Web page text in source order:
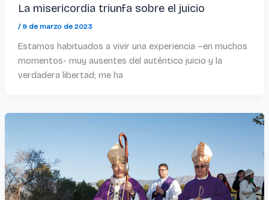
La misericordia triunfa sobre el juicio
/ 9 de marzo de 2023
Estamos habituados a vivir una experiencia –en muchos
momentos- muy ausentes del auténtico juicio y la
verdadera libertad; me ha